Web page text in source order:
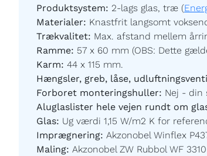
Produktsystem: 2-lags glas, træ (
Materialer: Knastfrit langsomt
Trækvalitet: Max. afstand mellem
Ramme: 57 x 60 mm (OBS: Dette
Karm: 44 x 115 mm.
Hængsler, greb, låse,
Forboret monteringshuller: Nej - din
Aluglaslister hele vejen rundt om
Glas: Ug værdi 1,15 W/m2 K for
Imprægnering: Akzonobel Winflex
Maling: Akzonobel ZW Rubbol WF